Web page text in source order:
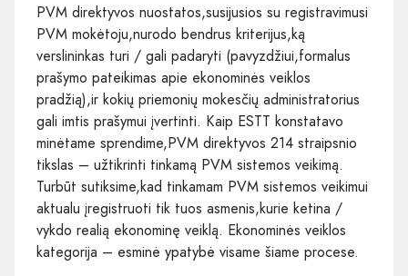
PVM direktyvos nuostatos,susijusios su registravimusi
PVM mokėtoju,nurodo bendrus kriterijus,ką
verslininkas turi / gali padaryti (pavyzdžiui,formalus
prašymo pateikimas apie ekonominės veiklos
pradžią),ir kokių priemonių mokesčių administratorius
gali imtis prašymui įvertinti. Kaip ESTT konstatavo
minėtame sprendime,PVM direktyvos 214 straipsnio
tikslas – užtikrinti tinkamą PVM sistemos veikimą.
Turbūt sutiksime,kad tinkamam PVM sistemos veikimui
aktualu įregistruoti tik tuos asmenis,kurie ketina /
vykdo realią ekonominę veiklą. Ekonominės veiklos
kategorija – esminė ypatybė visame šiame procese.